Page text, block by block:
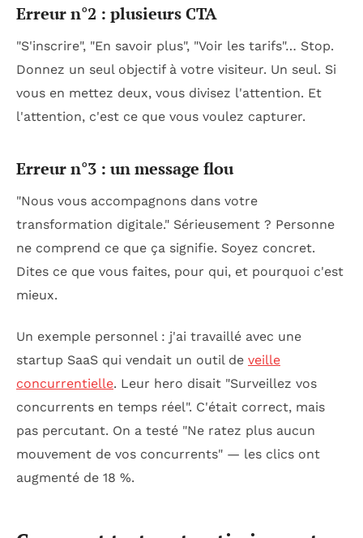
Erreur n°2 : plusieurs CTA
"S'inscrire", "En savoir plus", "Voir les tarifs"… Stop.
Donnez un seul objectif à votre visiteur. Un seul. Si
vous en mettez deux, vous divisez l'attention. Et
l'attention, c'est ce que vous voulez capturer.
Erreur n°3 : un message flou
"Nous vous accompagnons dans votre
transformation digitale." Sérieusement ? Personne
ne comprend ce que ça signifie. Soyez concret.
Dites ce que vous faites, pour qui, et pourquoi c'est
mieux.
Un exemple personnel : j'ai travaillé avec une
startup SaaS qui vendait un outil de veille
concurrentielle. Leur hero disait "Surveillez vos
concurrents en temps réel". C'était correct, mais
pas percutant. On a testé "Ne ratez plus aucun
mouvement de vos concurrents" — les clics ont
augmenté de 18 %.